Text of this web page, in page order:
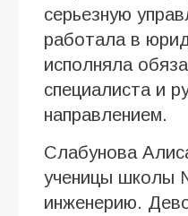
серьезную
работала в
исполняла
специалиста и
направлением.
Слабунова
ученицы школы
инженерию.